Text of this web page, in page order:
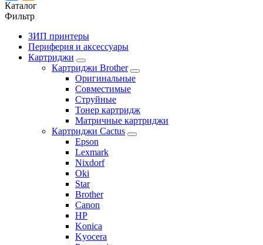
Каталог
Фильтр
ЗИП принтеры
Периферия и аксессуары
Картриджи
Картриджи Brother
Оригинальные
Совместимые
Струйные
Тонер картридж
Матричные картриджи
Картриджи Cactus
Epson
Lexmark
Nixdorf
Oki
Star
Brother
Canon
HP
Konica
Kyocera